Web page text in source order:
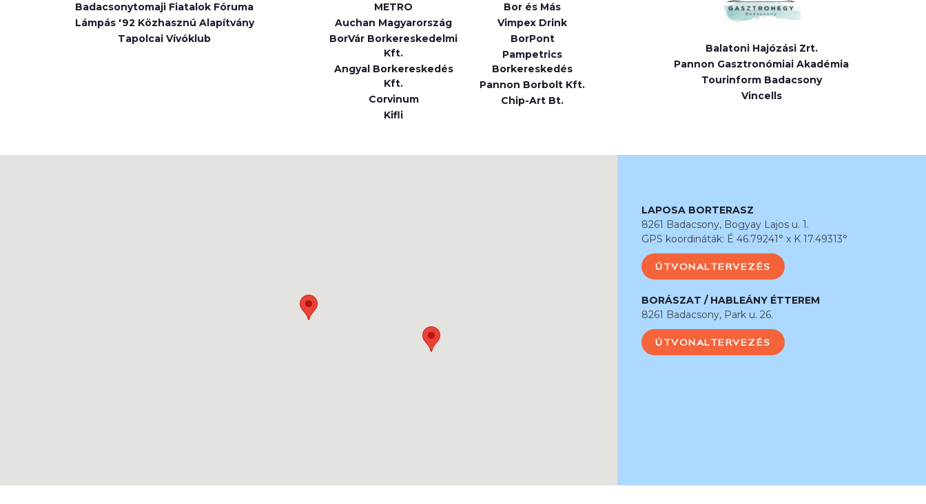
Badacsonytomaji Fiatalok Fóruma
Lámpás '92 Közhasznú Alapítvány
Tapolcai Vívóklub
METRO
Auchan Magyarország
BorVár Borkereskedelmi
Kft.
Angyal Borkereskedés
Kft.
Corvinum
Kifli
Bor és Más
Vimpex Drink
BorPont
Pampetrics
Borkereskedés
Pannon Borbolt Kft.
Chip-Art Bt.
Balatoni Hajózási Zrt.
Pannon Gasztronómiai Akadémia
Tourinform Badacsony
Vincells
LAPOSA BORTERASZ
8261 Badacsony, Bogyay Lajos u. 1.
GPS koordináták: É 46.79241° x K 17.49313°
ÚTVONALTERVEZÉS
BORÁSZAT / HABLEÁNY ÉTTEREM
8261 Badacsony, Park u. 26.
ÚTVONALTERVEZÉS